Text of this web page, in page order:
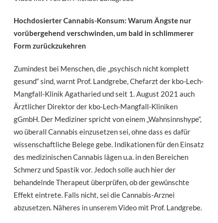
Hochdosierter Cannabis-Konsum: Warum Ängste nur
vorübergehend verschwinden, um bald in schlimmerer
Form zurückzukehren
Zumindest bei Menschen, die „psychisch nicht komplett
gesund“ sind, warnt Prof. Landgrebe, Chefarzt der kbo-Lech-
Mangfall-Klinik Agatharied und seit 1. August 2021 auch
Ärztlicher Direktor der kbo-Lech-Mangfall-Kliniken
gGmbH. Der Mediziner spricht von einem „Wahnsinnshype“,
wo überall Cannabis einzusetzen sei, ohne dass es dafür
wissenschaftliche Belege gebe. Indikationen für den Einsatz
des medizinischen Cannabis lägen u.a. in den Bereichen
Schmerz und Spastik vor. Jedoch solle auch hier der
behandelnde Therapeut überprüfen, ob der gewünschte
Effekt eintrete. Falls nicht, sei die Cannabis-Arznei
abzusetzen. Näheres in unserem Video mit Prof. Landgrebe.